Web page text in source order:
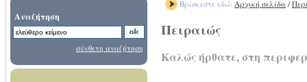
Αναζήτηση
σύνθετη αναζήτηση
Βρίσκεστε εδώ: Αρχική σελίδα /
Πειραιώς
Καλώς ήρθατε, στη